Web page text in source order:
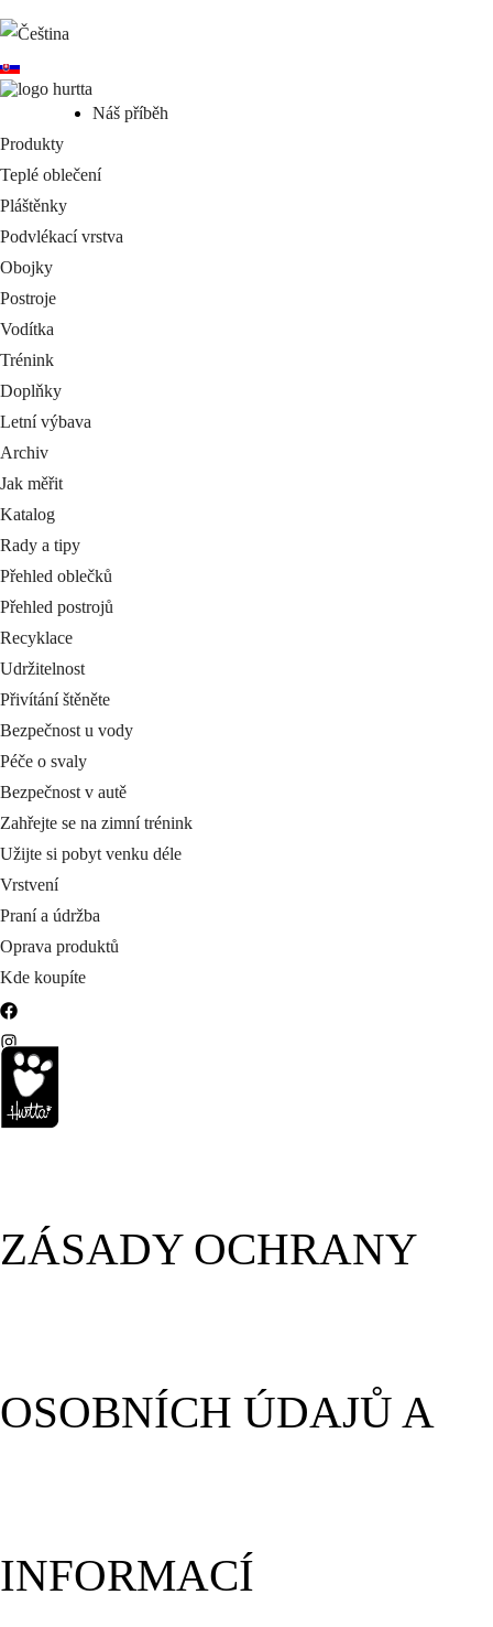
Náš příběh
Produkty
Teplé oblečení
Pláštěnky
Podvlékací vrstva
Obojky
Postroje
Vodítka
Trénink
Doplňky
Letní výbava
Archiv
Jak měřit
Katalog
Rady a tipy
Přehled oblečků
Přehled postrojů
Recyklace
Udržitelnost
Přivítání štěněte
Bezpečnost u vody
Péče o svaly
Bezpečnost v autě
Zahřejte se na zimní trénink
Užijte si pobyt venku déle
Vrstvení
Praní a údržba
Oprava produktů
Kde koupíte
ZÁSADY OCHRANY
OSOBNÍCH ÚDAJŮ A
INFORMACÍ